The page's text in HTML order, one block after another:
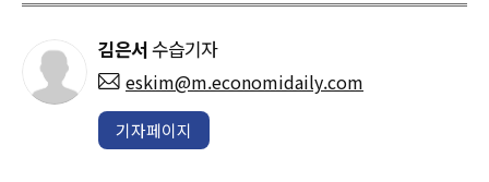
김은서수습기자
eskim@m.economidaily.com
기자페이지